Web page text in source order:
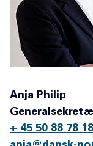
Anja Philip
+ 45 50 88 78 18